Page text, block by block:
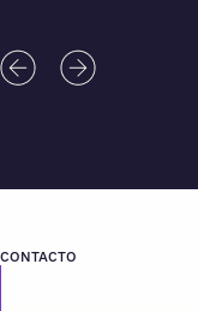
CONTACTO